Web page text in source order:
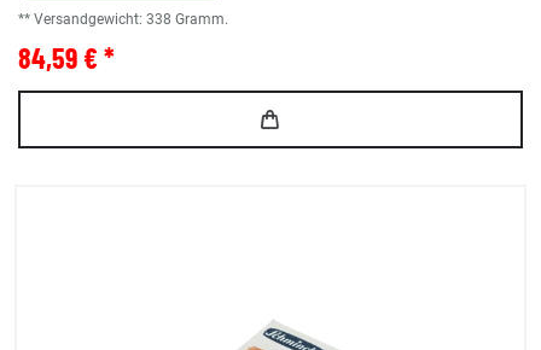
** Versandgewicht: 338 Gramm.
84,59 € *